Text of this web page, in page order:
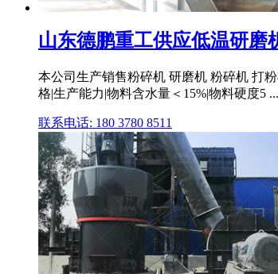
山东德鹏重工供应低温研磨
本公司生产销售粉碎机 研磨机 粉碎机 打
格|生产能力|物料含水量＜15%|物料硬度5 ...
联系电话: 180 3780 8511